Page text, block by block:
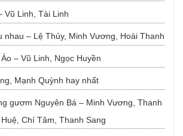
Vũ Linh, Tài Linh
nhau – Lệ Thủy, Minh Vương, Hoài Thanh
– Vũ Linh, Ngọc Huyền
Mạnh Quỳnh hay nhất
gươm Nguyên Bá – Minh Vương, Thanh
Chí Tâm, Thanh Sang